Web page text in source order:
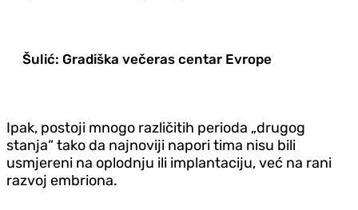
Šulić: Gradiška večeras centar Evrope
Ipak, postoji mnogo različitih perioda „drugog
stanja“ tako da najnoviji napori tima nisu bili
usmjereni na oplodnju ili implantaciju, već na rani
razvoj embriona.